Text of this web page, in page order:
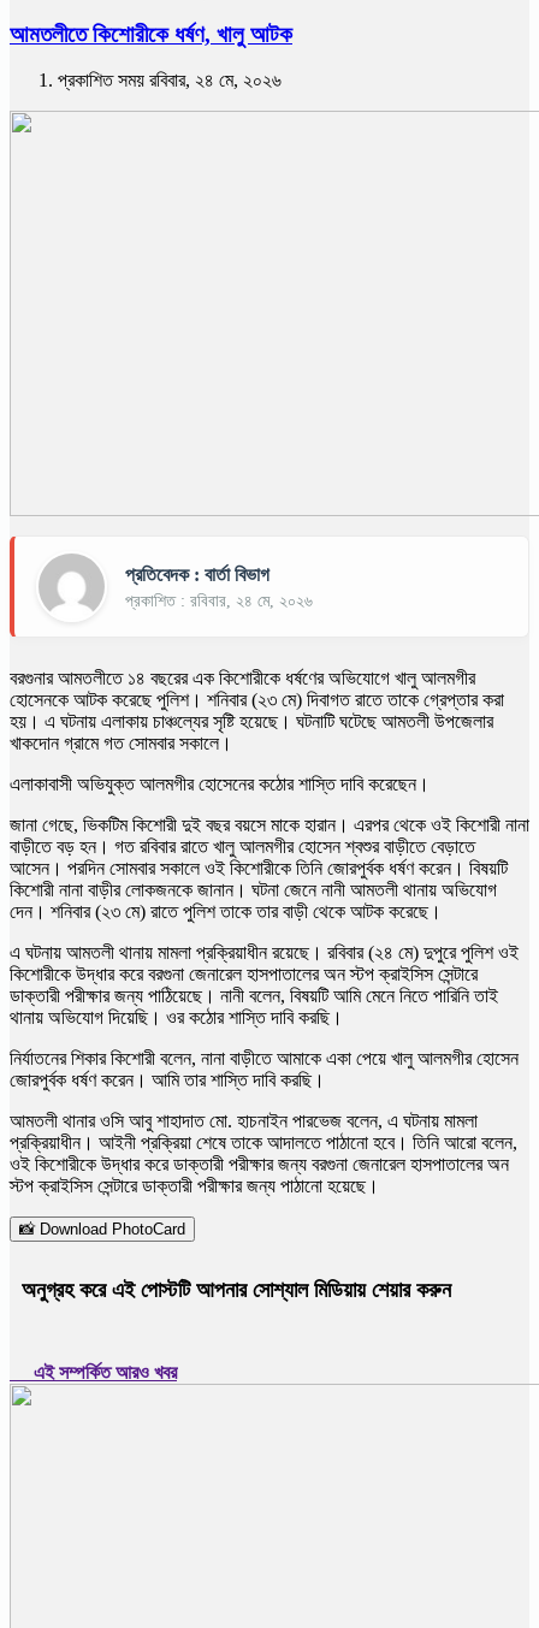
আমতলীতে কিশোরীকে ধর্ষণ, খালু আটক
প্রকাশিত সময় রবিবার, ২৪ মে, ২০২৬
প্রতিবেদক : বার্তা বিভাগ
প্রকাশিত : রবিবার, ২৪ মে, ২০২৬
বরগুনার আমতলীতে ১৪ বছরের এক কিশোরীকে ধর্ষণের অভিযোগে খালু আলমগীর
হোসেনকে আটক করেছে পুলিশ। শনিবার (২৩ মে) দিবাগত রাতে তাকে গ্রেপ্তার করা
হয়। এ ঘটনায় এলাকায় চাঞ্চল্যের সৃষ্টি হয়েছে। ঘটনাটি ঘটেছে আমতলী উপজেলার
খাকদোন গ্রামে গত সোমবার সকালে।
এলাকাবাসী অভিযুক্ত আলমগীর হোসেনের কঠোর শাস্তি দাবি করেছেন।
জানা গেছে, ভিকটিম কিশোরী দুই বছর বয়সে মাকে হারান। এরপর থেকে ওই কিশোরী নানা
বাড়ীতে বড় হন। গত রবিবার রাতে খালু আলমগীর হোসেন শ্বশুর বাড়ীতে বেড়াতে
আসেন। পরদিন সোমবার সকালে ওই কিশোরীকে তিনি জোরপুর্বক ধর্ষণ করেন। বিষয়টি
কিশোরী নানা বাড়ীর লোকজনকে জানান। ঘটনা জেনে নানী আমতলী থানায় অভিযোগ
দেন। শনিবার (২৩ মে) রাতে পুলিশ তাকে তার বাড়ী থেকে আটক করেছে।
এ ঘটনায় আমতলী থানায় মামলা প্রক্রিয়াধীন রয়েছে। রবিবার (২৪ মে) দুপুরে পুলিশ ওই
কিশোরীকে উদ্ধার করে বরগুনা জেনারেল হাসপাতালের অন স্টপ ক্রাইসিস সেন্টারে
ডাক্তারী পরীক্ষার জন্য পাঠিয়েছে। নানী বলেন, বিষয়টি আমি মেনে নিতে পারিনি তাই
থানায় অভিযোগ দিয়েছি। ওর কঠোর শাস্তি দাবি করছি।
নির্যাতনের শিকার কিশোরী বলেন, নানা বাড়ীতে আমাকে একা পেয়ে খালু আলমগীর হোসেন
জোরপুর্বক ধর্ষণ করেন। আমি তার শাস্তি দাবি করছি।
আমতলী থানার ওসি আবু শাহাদাত মো. হাচনাইন পারভেজ বলেন, এ ঘটনায় মামলা
প্রক্রিয়াধীন। আইনী প্রক্রিয়া শেষে তাকে আদালতে পাঠানো হবে। তিনি আরো বলেন,
ওই কিশোরীকে উদ্ধার করে ডাক্তারী পরীক্ষার জন্য বরগুনা জেনারেল হাসপাতালের অন
স্টপ ক্রাইসিস সেন্টারে ডাক্তারী পরীক্ষার জন্য পাঠানো হয়েছে।
📸 Download PhotoCard
অনুগ্রহ করে এই পোস্টটি আপনার সোশ্যাল মিডিয়ায় শেয়ার করুন
এই সম্পর্কিত আরও খবর